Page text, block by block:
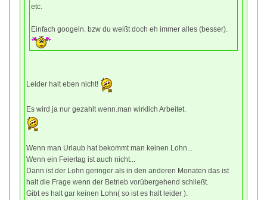
etc.
Einfach googeln. bzw du weißt doch eh immer alles (besser).
Leider halt eben nicht!
Es wird ja nur gezahlt wenn.man wirklich Arbeitet.
Wenn man Urlaub hat bekommt man keinen Lohn...
Wenn ein Feiertag ist auch nicht...
Dann ist der Lohn geringer als in den anderen Monaten das ist
halt die Frage wenn der Betrieb vorübergehend schließt.
Gibt es halt gar keinen Lohn( so ist es halt leider ).